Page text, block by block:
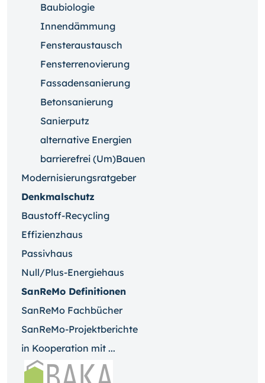
Baubiologie
Innendämmung
Fensteraustausch
Fensterrenovierung
Fassadensanierung
Betonsanierung
Sanierputz
alternative Energien
barrierefrei (Um)Bauen
Modernisierungsratgeber
Denkmalschutz
Baustoff-Recycling
Effizienzhaus
Passivhaus
Null/Plus-Energiehaus
SanReMo Definitionen
SanReMo Fachbücher
SanReMo-Projektberichte
in Kooperation mit ...